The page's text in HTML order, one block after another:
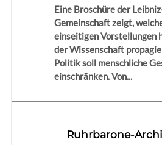
Eine Broschüre der
Gemeinschaft zeigt,
einseitigen Vorstellungen
der Wissenschaft
Politik soll menschliche
einschränken. Von...
Ruhrbarone-